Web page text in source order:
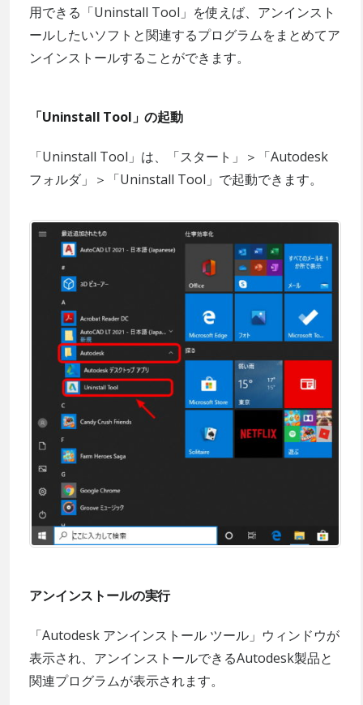
用できる「Uninstall Tool」を使えば、アンインスト
ールしたいソフトと関連するプログラムをまとめてア
ンインストールすることができます。
「Uninstall Tool」の起動
「Uninstall Tool」は、「スタート」＞「Autodesk
フォルダ」＞「Uninstall Tool」で起動できます。
アンインストールの実行
「Autodesk アンインストール ツール」ウィンドウが
表示され、アンインストールできるAutodesk製品と
関連プログラムが表示されます。